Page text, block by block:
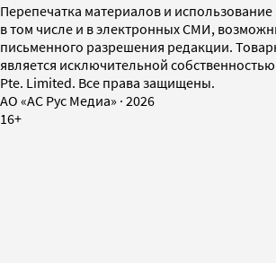
Перепечатка материалов и
в том числе и в электронных СМИ,
письменного разрешения редакции.
является исключительной
Pte. Limited. Все права защищены.
AO «АС Рус Медиа» · 2026
16+